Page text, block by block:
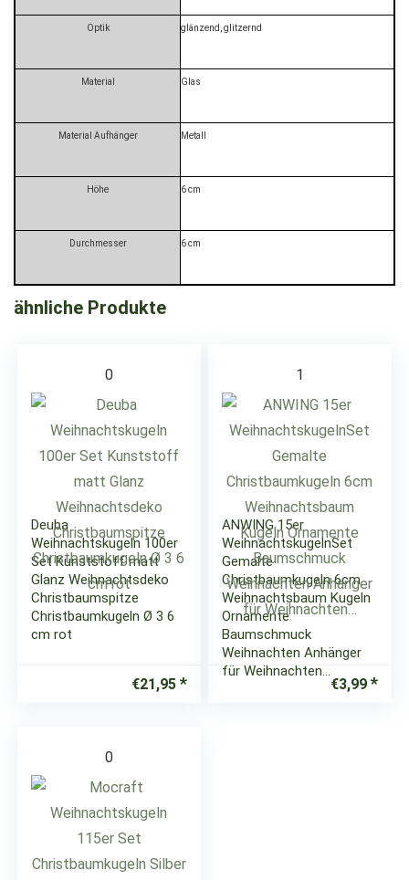
Optik glänzend, glitzernd
Material Glas
Material Aufhänger Metall
Höhe 6 cm
Durchmesser 6 cm
ähnliche Produkte
0
Deuba
Weihnachtskugeln 100er
Set Kunststoff matt
Glanz Weihnachtsdeko
Christbaumspitze
Christbaumkugeln Ø 3 6
cm rot
€21,95
1
ANWING 15er
WeihnachtskugelnSet
Gemalte
Christbaumkugeln 6cm
Weihnachtsbaum Kugeln
Ornamente
Baumschmuck
Weihnachten Anhänger
für Weihnachten…
€3,99
0